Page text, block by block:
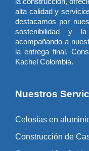
alta calidad y
destacamos por
sostenibilidad y
acompañando a
la entrega final.
Kachel Colombia.
Nuestros
Celosías en
Construcción de